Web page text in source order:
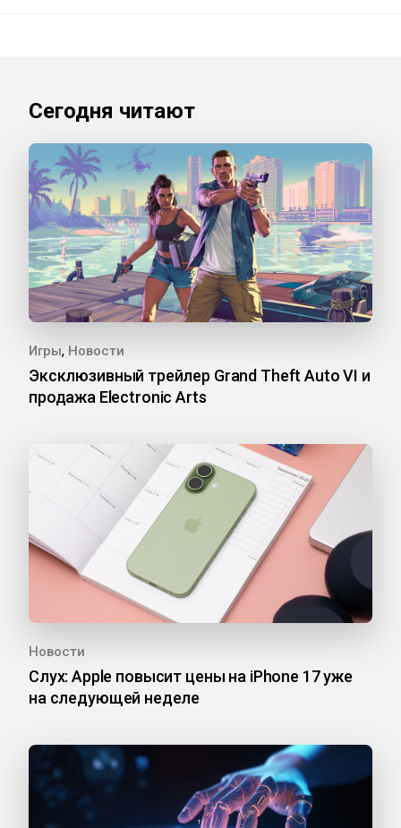
Сегодня читают
Игры, Новости
Эксклюзивный трейлер Grand Theft Auto VI и
продажа Electronic Arts
Новости
Слух: Apple повысит цены на iPhone 17 уже
на следующей неделе